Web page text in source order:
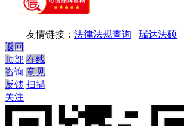
友情链接： 法律法规查询 瑞达法硕
返回
顶部 在线
咨询 意见
反馈 扫描
关注